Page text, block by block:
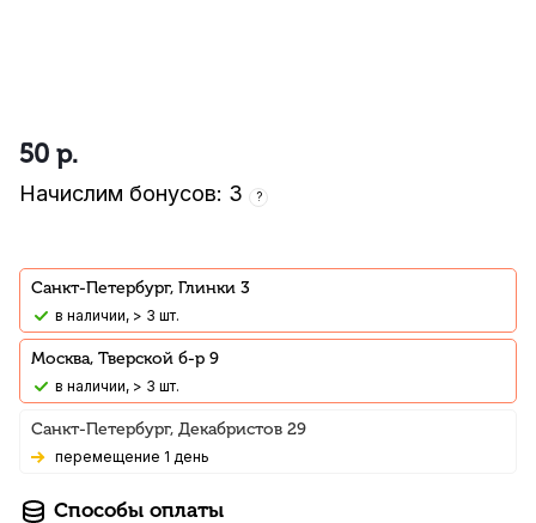
50 р.
Начислим бонусов: 3 ?
Санкт-Петербург, Глинки 3
В наличии, > 3 шт.
Москва, Тверской б-р 9
В наличии, > 3 шт.
Санкт-Петербург, Декабристов 29
Перемещение 1 день
Способы оплаты